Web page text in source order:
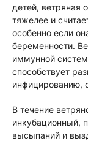
детей, ветряная
тяжелее и
особенно если
беременности.
иммунной
способствует
инфицированию,
В течение
инкубационный,
высыпаний и